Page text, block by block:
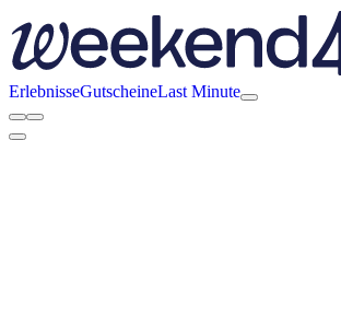
ErlebnisseGutscheineLast Minute